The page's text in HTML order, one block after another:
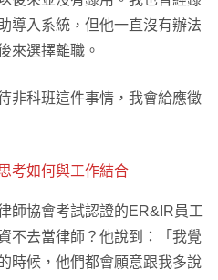
導入系統，但他一直沒有辦法
來選擇離職。
非科班這件事情，我會給應徵
考如何與工作結合
師協會考試認證的ER&IR員工
不去當律師？他說到：「我覺
時候，他們都會願意跟我多說